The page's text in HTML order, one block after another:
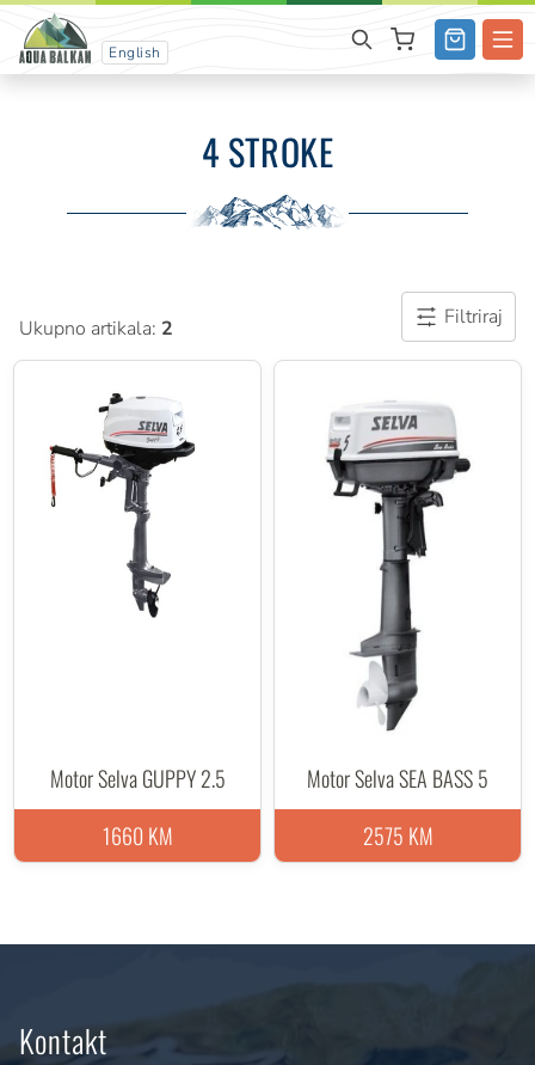
English
4 STROKE
Ukupno artikala: 2 Filtriraj
Motor Selva GUPPY 2.5
1660 KM
Motor Selva SEA BASS 5
2575 KM
Kontakt